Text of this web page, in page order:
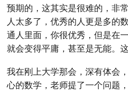
预期的，这其实是很难的，非
人太多了，优秀的人更是多的
通人里面，你很优秀，但是在
就会变得平庸，甚至是无能。
我在刚上大学那会，深有体会
心的数学，老师提了一个问题